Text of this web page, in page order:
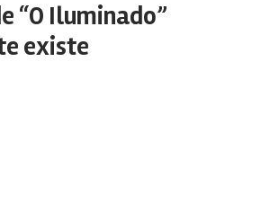
“O Iluminado”
existe